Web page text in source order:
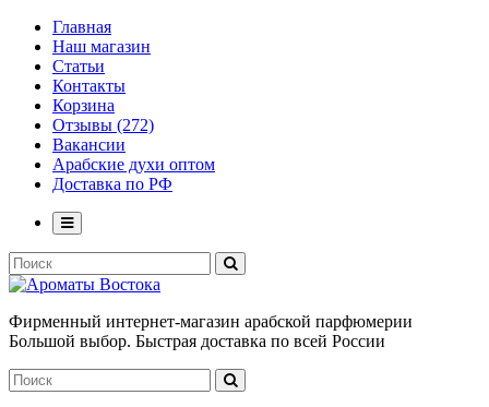
Главная
Наш магазин
Статьи
Контакты
Корзина
Отзывы (272)
Вакансии
Арабские духи оптом
Доставка по РФ
Фирменный интернет-магазин арабской парфюмерии
Большой выбор. Быстрая доставка по всей России